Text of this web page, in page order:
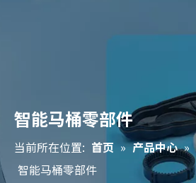
智能马桶零部件
当前所在位置: 首页 » 产品中心 »
智能马桶零部件